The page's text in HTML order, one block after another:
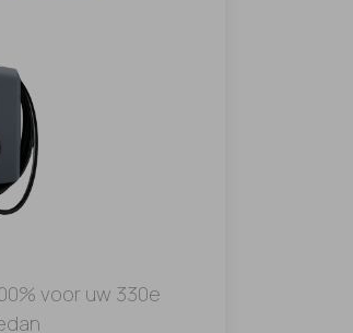
voor uw 330e